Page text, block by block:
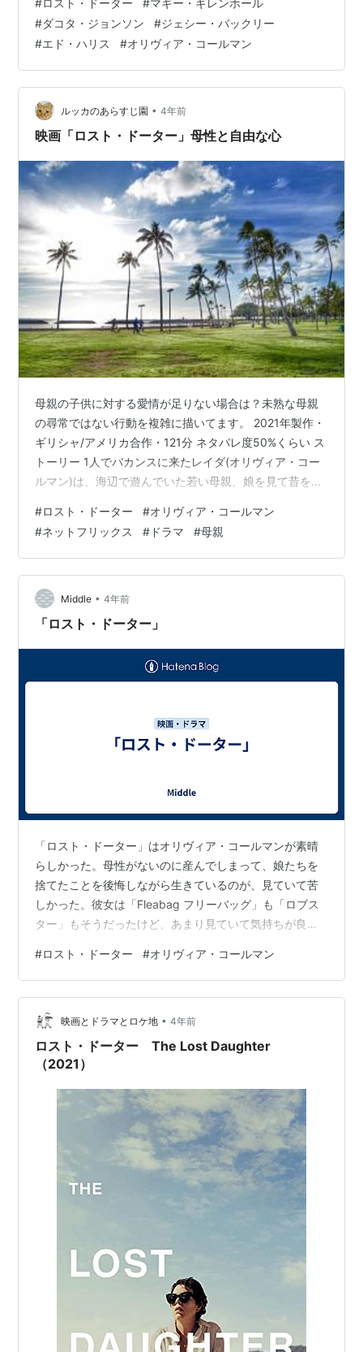
切だけど下心がある レダ目線からはそう見えます 翌日ビ
ーチに行き読書をしているとビーチハウスのアルバイト
ウィルが日陰にテントを移動してくれます 最初は押し売
りだと思ったけれどそうではなさそう そこに周りの迷惑
も顧みず賑やかな集団がボートに乗ってやってきます そ
して家族の…
#ロスト・ドーター #マギー・ギレンホール
#ダコタ・ジョンソン #ジェシー・バックリー
#エド・ハリス #オリヴィア・コールマン
ルッカのあらすじ園 • 4年前
映画「ロスト・ドーター」母性と自由な心
母親の子供に対する愛情が足りない場合は？未熟な母親
の尋常ではない行動を複雑に描いてます。 2021年製作・
ギリシャ/アメリカ合作・121分 ネタバレ度50%くらい ス
トーリー 1人でバカンスに来たレイダ(オリヴィア・コー
ルマン)は、海辺で遊んでいた若い母親、娘を見て昔を思
れ、余裕がなくなっていた日々・・。 こんな内容です。
サスペンスでもないドラマです。 レイダは海辺にいた母
娘を見て、自分の子育て時代を思い出します。 タイトル
からして子供が亡くなった？と、思ったら違う。 子育て
に限界を感じて、自分の時間が欲しくなった彼女はなん
と、家出をしてし…
#ロスト・ドーター #オリヴィア・コールマン
#ネットフリックス # ドラマ #母親
Middle • 4年前
「ロスト・ドーター」
「ロスト・ドーター」はオリヴィア・コールマンが素晴
らしかった。母性がないのに産んでしまって、娘たちを
捨てたことを後悔しながら生きているのが、見ていて苦
しかった。彼女は「Fleabag フリーバッグ」も「ロブス
ター」もそうだったけど、あまり見ていて気持ちが良く
手だ。「女王陛下のお気に入り」は哀れみさえ感じられ
てむしろ同情するような女王様だった。オスカーの受賞
スピーチを聞くと、素のコールマン本人は面白くてチャ
ーミングな人に見える。バームクーヘンみたいに何層も
いろんな顔があって魅力的だな。 3/9（水）映画ニュー
ス翻訳；リサーチ；N案件3/10（木）…
#ロスト・ドーター #オリヴィア・コールマン
映画とドラマとロケ地 • 4年前
ロスト・ドーター The Lost Daughter
（2021）